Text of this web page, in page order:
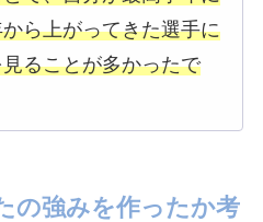
ら上がってきた選手に
ることが多かったで
の強みを作ったか考